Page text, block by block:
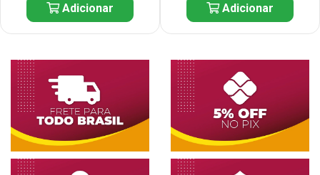
Adicionar Adicionar